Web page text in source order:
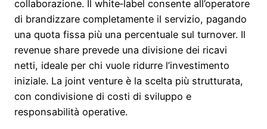
collaborazione. Il white‑label consente all’operatore
di brandizzare completamente il servizio, pagando
una quota fissa più una percentuale sul turnover. Il
revenue share prevede una divisione dei ricavi
netti, ideale per chi vuole ridurre l’investimento
iniziale. La joint venture è la scelta più strutturata,
con condivisione di costi di sviluppo e
responsabilità operative.